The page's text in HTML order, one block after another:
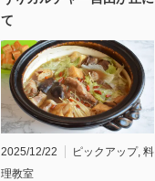
て
2025/12/22 ピックアップ, 料
理教室